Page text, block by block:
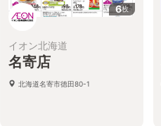
6枚
イオン北海道
名寄店
北海道名寄市徳田80-1